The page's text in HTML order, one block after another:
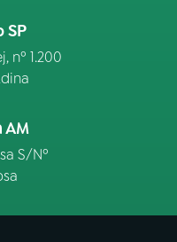
SP
nº 1.200
AM
S/Nº